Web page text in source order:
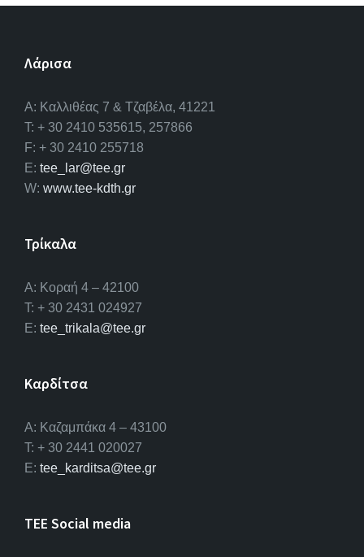
Λάρισα
A: Καλλιθέας 7 & Τζαβέλα, 41221
T: + 30 2410 535615, 257866
F: + 30 2410 255718
E: tee_lar@tee.gr
W: www.tee-kdth.gr
Τρίκαλα
Α: Κοραή 4 – 42100
T: + 30 2431 024927
E: tee_trikala@tee.gr
Καρδίτσα
Α: Καζαμπάκα 4 – 43100
T: + 30 2441 020027
E: tee_karditsa@tee.gr
TEE Social media